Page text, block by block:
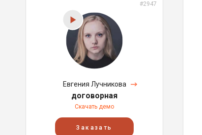
#2947
Евгения Лучникова
договорная
Скачать демо
Заказать